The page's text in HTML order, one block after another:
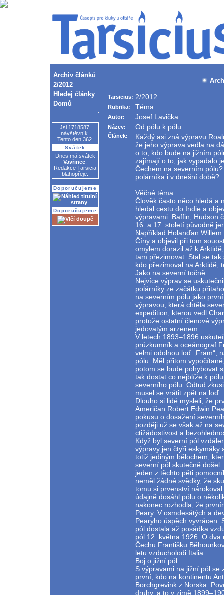
Archiv článků
2/2012
Hledej články
Domů
Jsi 1718587.
návštěvník.
Tento den 362.
Svátek
Dnes má svátek
Vavřinec
Redakce Tarsicia
blahopřeje.
Doporučujeme
Doporučujeme
Tarsicius: 2/2012
Rubrika: Téma
Autor: Josef Lavička
Název: Od pólu k pólu
Článek:
Každý asi zná výpravu
že jeho výprava vedla na
o to, kdo bude na jižním
zajímají o to, jak vypadalo
Čechem na severním
polárníka i v dnešní době?
Věčné téma
Člověk často něco hledá a
hledal cestu do Indie a
výpravami. Baffin, Hudson
16. a 17. století původně
Například Holanďan
Číny a objevil při tom
omylem dorazil až k
tam přezimovat. Stal se
kdo přezimoval na Arktidě,
Jako na severní točně
Nejvíce výprav se
polárníky ze začátku
na severním pólu jako
výpravou, která chtěla
expedition, kterou vedl
protože ostatní členové
jedovatým arzenem.
V letech 1893–1896
průzkumník a oceánograf
velmi odolnou loď „Fram“,
pólu. Měl přitom
potom se bude pohybovat
tak dostat co nejblíže k
severního pólu. Odtud
musel se vrátit zpět na loď.
Dlouho si lidé mysleli, že
Američan Robert Edwin
pokusu o dosažení
později už se však až na
ctižádostivost a
Když byl severní pól
výpravy jen čtyři eskymáky
totiž jediným bělochem,
severní pól skutečně
jeden z těchto pěti
neměl žádné svědky, že
tomu si prvenství
údajně dosáhl pólu o
nakonec rozhodla, že
Peary. V osmdesátých a
Pearyho úspěch vyvrácen.
pól dostala až posádka
pól 12. května 1926. O
Čechu Františku
letu vzducholodi Italia.
Boj o jižní pól
S výpravami na jižní pól se
první, kdo na kontinentu
Borchgrevink z Norska.
druhy, a to v zimě